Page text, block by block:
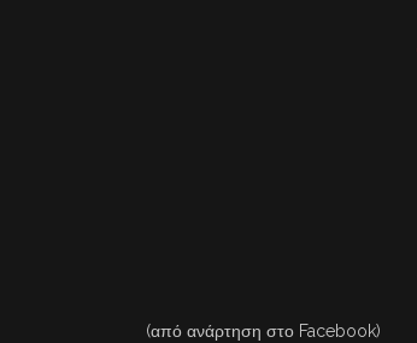
(από ανάρτηση στο Facebook)